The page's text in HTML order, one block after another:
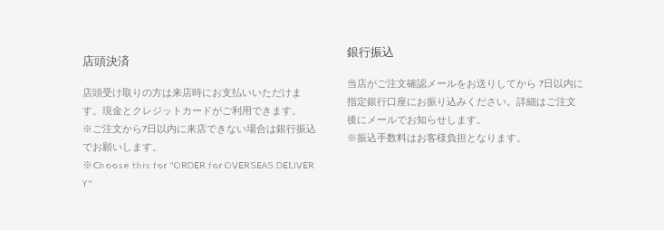
銀行振込
当店がご注文確認メールをお送りしてから 7日以内に
指定銀行口座にお振り込みください。詳細はご注文
後にメールでお知らせします。
※振込手数料はお客様負担となります。
店頭決済
店頭受け取りの方は来店時にお支払いいただけま
す。現金とクレジットカードがご利用できます。
※ご注文から7日以内に来店できない場合は銀行振込
でお願いします。
※Choose this for "ORDER for OVERSEAS DELIVER
Y"